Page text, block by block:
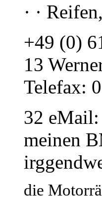
· ·
+49 (0)
13
Telefax:
32
meinen
die